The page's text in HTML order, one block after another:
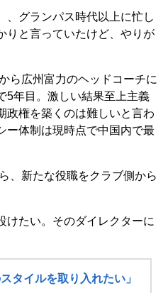
、グランパス時代以上に忙し
りと言っていたけど、やりが
ら広州富力のヘッドコーチに
5年目。激しい結果至上主義
政権を築くのは難しいと言わ
ー体制は現時点で中国内で最
、新たな役職をクラブ側から
けたい。そのダイレクターに
タイルを取り入れたい」